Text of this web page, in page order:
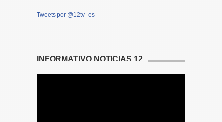
Tweets por @12tv_es
INFORMATIVO NOTICIAS 12